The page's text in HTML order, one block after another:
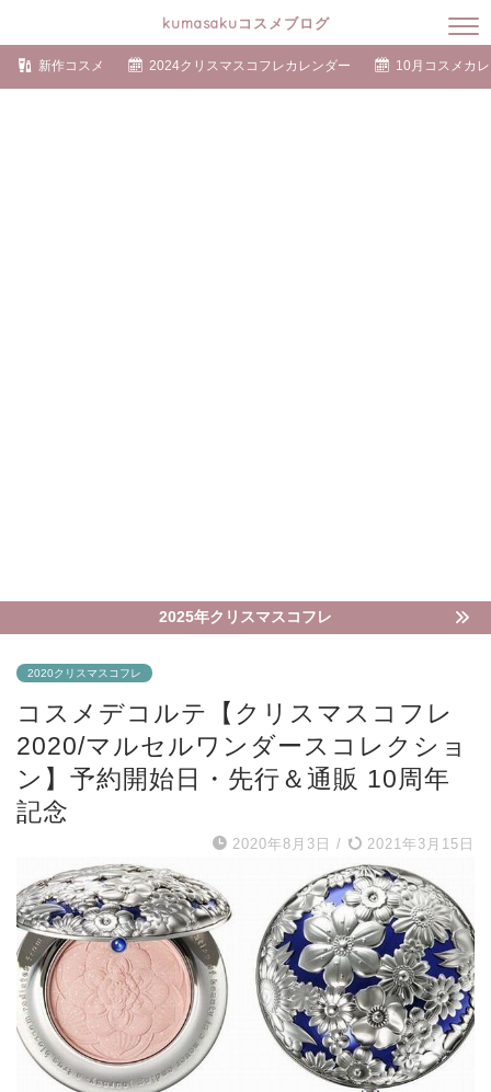
kumasakuコスメブログ
新作コスメ 2024クリスマスコフレカレンダー 10月コスメカ
2025年クリスマスコフレ
2020クリスマスコフレ
コスメデコルテ【クリスマスコフレ
2020/マルセルワンダースコレクショ
ン】予約開始日・先行＆通販 10周年
記念
2020年8月3日 / 2021年3月15日